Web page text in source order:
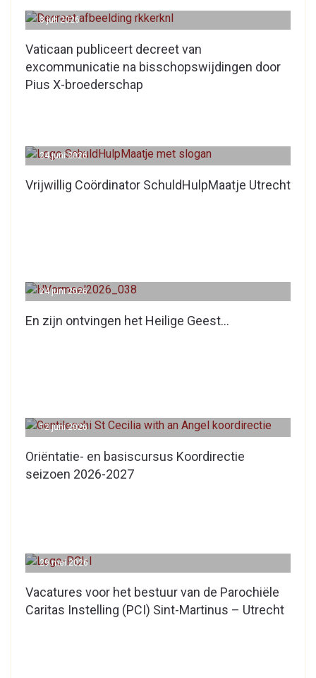
Vaticaan publiceert decreet van
excommunicatie na bisschopswijdingen door
Pius X-broederschap
3 juli 2026
Vrijwillig Coördinator SchuldHulpMaatje Utrecht
24 juni 2026
En zijn ontvingen het Heilige Geest…
24 juni 2026
Oriëntatie- en basiscursus Koordirectie
seizoen 2026-2027
12 juni 2026
Vacatures voor het bestuur van de Parochiële
Caritas Instelling (PCI) Sint-Martinus – Utrecht
29 mei 2026